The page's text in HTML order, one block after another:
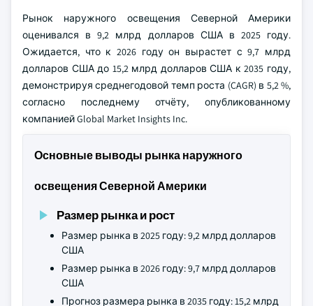
Рынок наружного освещения Северной Америки
оценивался в 9,2 млрд долларов США в 2025 году.
Ожидается, что к 2026 году он вырастет с 9,7 млрд
долларов США до 15,2 млрд долларов США к 2035 году,
демонстрируя среднегодовой темп роста (CAGR) в 5,2 %,
согласно последнему отчёту, опубликованному
компанией Global Market Insights Inc.
Основные выводы рынка наружного
освещения Северной Америки
Размер рынка и рост
Размер рынка в 2025 году: 9,2 млрд долларов
США
Размер рынка в 2026 году: 9,7 млрд долларов
США
Прогноз размера рынка в 2035 году: 15,2 млрд